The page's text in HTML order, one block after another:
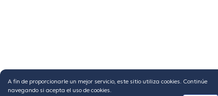
A fin de proporcionarle un mejor servicio, este sitio utiliza cookies. Continúe
navegando si acepta el uso de cookies.